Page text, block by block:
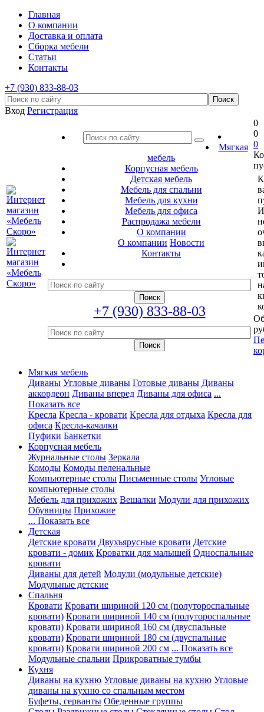
Главная
О компании
Доставка и оплата
Сборка мебели
Статьи
Контакты
+7 (930) 833-88-03
Вход Регистрация
Мягкая
мебель
Корпусная мебель
Детская мебель
Мебель для спальни
Мебель для кухни
Мебель для офиса
Распродажа мебели
О компании
О компании Новости
Контакты
+7 (930) 833-88-03
0
0
0
Мягкая мебель
Диваны Угловые диваны Готовые диваны Диваны
аккордеон Диваны вперед Диваны для офиса ...
Показать все
Кресла Кресла - кровати Кресла для отдыха Кресла для
офиса Кресла-качалки
Пуфики Банкетки
Корпусная мебель
Журнальные столы Зеркала
Комоды Комоды пеленальные
Компьютерные столы Письменные столы Угловые
компьютерные столы
Мебель для прихожих Вешалки Модули для прихожих
Обувницы Прихожие
... Показать все
Детская
Детские кровати Двухъярусные кровати Детские
кровати - домик Кроватки для малышей Односпальные
кровати
Диваны для детей Модули (модульные детские)
Модульные детские
Спальня
Кровати Кровати шириной 120 см (полутороспальные
кровати) Кровати шириной 140 см (полутороспальные
кровати) Кровати шириной 160 см (двуспальные
кровати) Кровати шириной 180 см (двуспальные
кровати) Кровати шириной 200 см ... Показать все
Модульные спальни Прикроватные тумбы
Кухня
Диваны на кухню Угловые диваны на кухню Угловые
диваны на кухню со спальным местом
Буфеты, серванты Обеденные группы